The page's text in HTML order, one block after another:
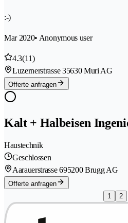
:-)
Mar 2020• Anonymous user
4.3(11)
Luzernerstrasse 35630 Muri AG
Offerte anfragen
Kalt + Halbeisen
Haustechnik
Geschlossen
Aarauerstrasse 695200 Brugg AG
Offerte anfragen
1
2